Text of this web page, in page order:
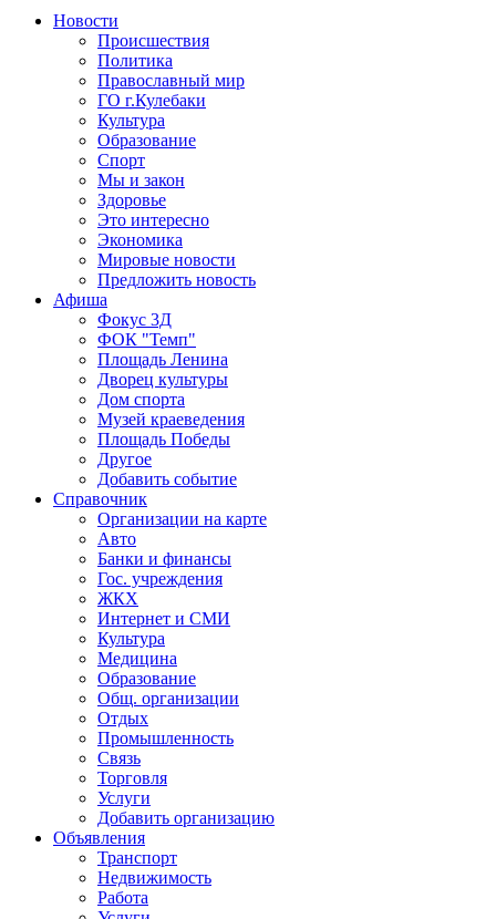
Новости
Происшествия
Политика
Православный мир
ГО г.Кулебаки
Культура
Образование
Спорт
Мы и закон
Здоровье
Это интересно
Экономика
Мировые новости
Предложить новость
Афиша
Фокус 3Д
ФОК "Темп"
Площадь Ленина
Дворец культуры
Дом спорта
Музей краеведения
Площадь Победы
Другое
Добавить событие
Справочник
Организации на карте
Авто
Банки и финансы
Гос. учреждения
ЖКХ
Интернет и СМИ
Культура
Медицина
Образование
Общ. организации
Отдых
Промышленность
Связь
Торговля
Услуги
Добавить организацию
Объявления
Транспорт
Недвижимость
Работа